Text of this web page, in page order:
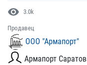
visibility 3.0k
Продавец
ООО "Армапорт"
Армапорт Саратов